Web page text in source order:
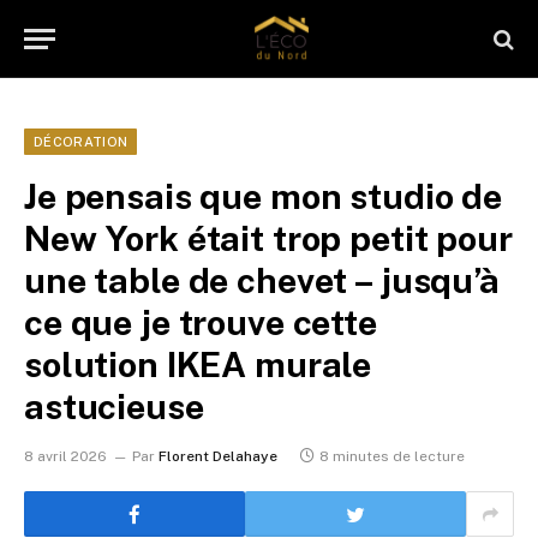
DÉCORATION
Je pensais que mon studio de
New York était trop petit pour
une table de chevet – jusqu’à
ce que je trouve cette
solution IKEA murale
astucieuse
8 avril 2026 Par Florent Delahaye 8 minutes de lecture